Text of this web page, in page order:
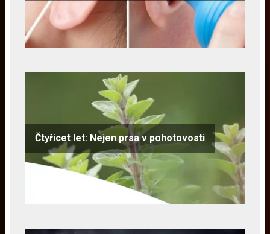
Čtyřicet let: Nejen prsa v pohotovosti